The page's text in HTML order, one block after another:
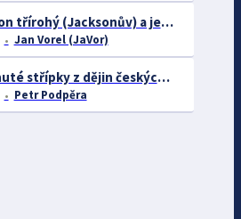
Chameleon třírohý (Jacksonův) a jeho chov
Jan Vorel (JaVor)
Zapomenuté střípky z dějin českých exotářů - 3.část
Petr Podpěra